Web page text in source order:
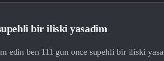
bir iliski yasadim
edin ben 111 gun once supehli bir iliski